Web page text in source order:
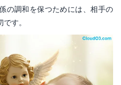
の調和を保つためには、相手の
す。